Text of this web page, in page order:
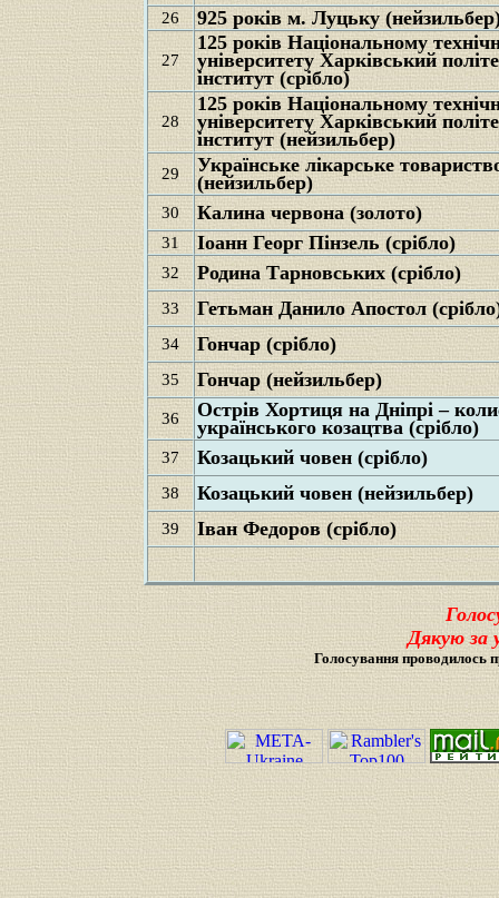
26 925 років м. Луцьку
27
125 років Національному
університету Харківський
інститут (срібло)
28
125 років Національному
університету Харківський
інститут (нейзильбер)
29
Українське лікарське
(нейзильбер)
30 Калина червона (золото)
31 Іоанн Георг Пінзель (срібло)
32 Родина Тарновських (срібло)
33 Гетьман Данило Апостол
34 Гончар (срібло)
35 Гончар (нейзильбер)
36
Острів Хортиця на Дніпрі –
українського козацтва (срібло)
37 Козацький човен (срібло)
38 Козацький човен (нейзильбер)
39 Іван Федоров (срібло)
Дякую за
Голосування проводилось